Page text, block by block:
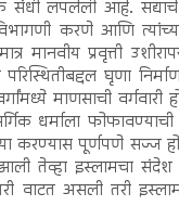
एक संधी लपलेली आहे.
करणे आणि
मानवीय प्रवृत्ती
घृणा
माणसाची
धर्माला
करण्यास पूर्णपणे सज्ज
तेव्हा इस्लामचा संदेश
वाटत असली तरी